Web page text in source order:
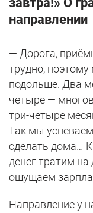
направлении
— Дорога,
трудно,
подольше. Два
четыре —
три-четыре
Так мы
сделать дома…
денег тратим
ощущаем
Направление у